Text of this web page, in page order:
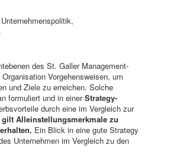
des St. Galler Management-
Vorgehensweisen, um
und Ziele zu erreichen. Solche
formuliert und in einerStrategy-
durch eine im Vergleich zur
gilt Alleinstellungsmerkmale zu
Ein Blick in eine gute Strategy
Unternehmen im Vergleich zu den